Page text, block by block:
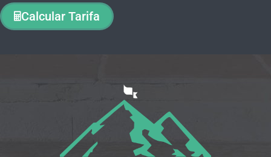
Calcular Tarifa